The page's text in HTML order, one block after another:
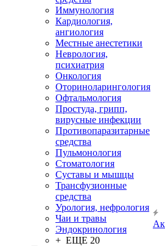
Иммунология
Кардиология,
ангиология
Местные анестетики
Неврология,
психиатрия
Онкология
Оториноларингология
Офтальмология
Простуда, грипп,
вирусные инфекции
Противопаразитарные
средства
Пульмонология
Стоматология
Суставы и мышцы
Трансфузионные
средства
Урология, нефрология
Чаи и травы
Эндокринология
+ ЕЩЕ 20